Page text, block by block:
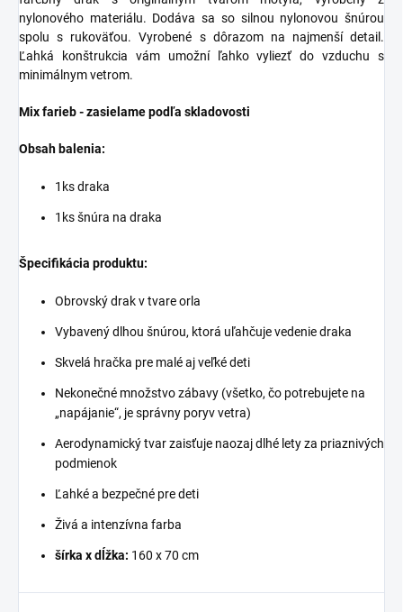
nylonového materiálu. Dodáva sa so silnou nylonovou šnúrou
spolu s rukoväťou. Vyrobené s dôrazom na najmenší detail.
Ľahká konštrukcia vám umožní ľahko vyliezť do vzduchu s
minimálnym vetrom.
Mix farieb - zasielame podľa skladovosti
Obsah balenia:
1ks draka
1ks šnúra na draka
Špecifikácia produktu:
Obrovský drak v tvare orla
Vybavený dlhou šnúrou, ktorá uľahčuje vedenie draka
Skvelá hračka pre malé aj veľké deti
Nekonečné množstvo zábavy (všetko, čo potrebujete na
„napájanie“, je správny poryv vetra)
Aerodynamický tvar zaisťuje naozaj dlhé lety za priaznivých
podmienok
Ľahké a bezpečné pre deti
Živá a intenzívna farba
šírka x dĺžka: 160 x 70 cm